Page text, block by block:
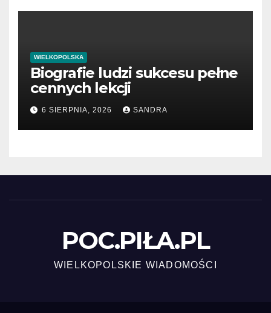
WIELKOPOLSKA
Biografie ludzi sukcesu pełne
cennych lekcji
6 SIERPNIA, 2026 SANDRA
POC.PIŁA.PL
WIELKOPOLSKIE WIADOMOŚCI